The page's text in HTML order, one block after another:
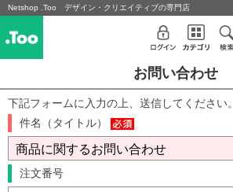
Netshop .Too デザイン・クリエイティブの専門店
お問い合わせ
下記フォームに入力の上、送信してください。
件名（タイトル）
注文番号